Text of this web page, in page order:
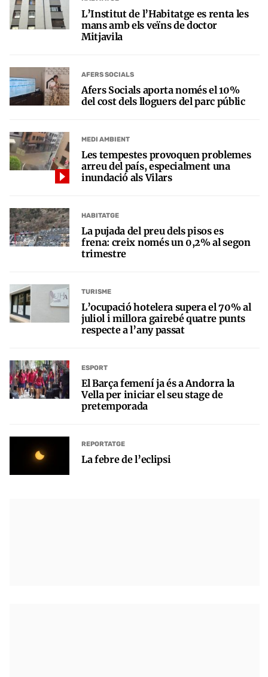
L’Institut de l’Habitatge es renta les
mans amb els veïns de doctor
Mitjavila
AFERS SOCIALS
Afers Socials aporta només el 10%
del cost dels lloguers del parc públic
MEDI AMBIENT
Les tempestes provoquen problemes
arreu del país, especialment una
inundació als Vilars
HABITATGE
La pujada del preu dels pisos es
frena: creix només un 0,2% al segon
trimestre
TURISME
L’ocupació hotelera supera el 70% al
juliol i millora gairebé quatre punts
respecte a l’any passat
ESPORT
El Barça femení ja és a Andorra la
Vella per iniciar el seu stage de
pretemporada
REPORTATGE
La febre de l’eclipsi